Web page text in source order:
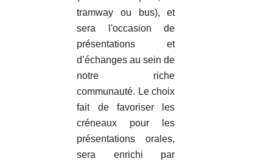
tramway ou bus), et
sera l'occasion de
présentations et
d’échanges au sein de
notre riche
communauté. Le choix
fait de favoriser les
créneaux pour les
présentations orales,
sera enrichi par